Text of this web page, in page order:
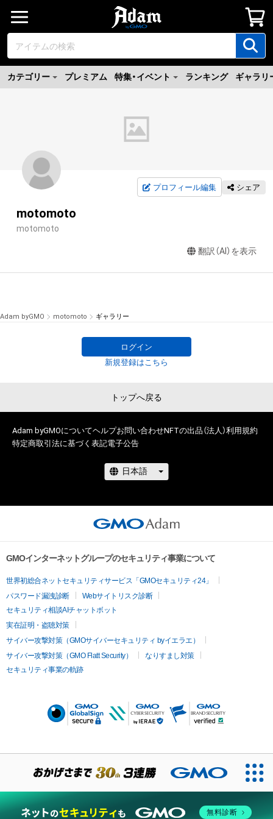
カテゴリー プレミアム 特集・イベント ランキング ギャラリ
プロフィール編集 シェア
motomoto
motomoto
翻訳（AI）を表示
Adam byGMO motomoto ギャラリー
ログイン
新規登録はこちら
トップへ戻る
Adam byGMOについてヘルプお問い合わせNFTの出品（法人）利用規約
特定商取引法に基づく表記電子公告
GMOインターネットグループのセキュリティ事業について
世界初総合ネットセキュリティサービス「GMOセキュリティ24」
パスワード漏洩診断
Webサイトリスク診断
セキュリティ相談AIチャットボット
実在証明・盗聴対策
サイバー攻撃対策（GMOサイバーセキュリティ byイエラエ）
サイバー攻撃対策（GMO Flatt Security）
なりすまし対策
セキュリティ事業の軌跡
無料診断